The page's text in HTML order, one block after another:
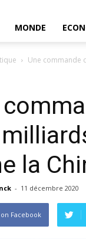
MONDE
Une commande
la
- 11 décembre 2020
Facebook